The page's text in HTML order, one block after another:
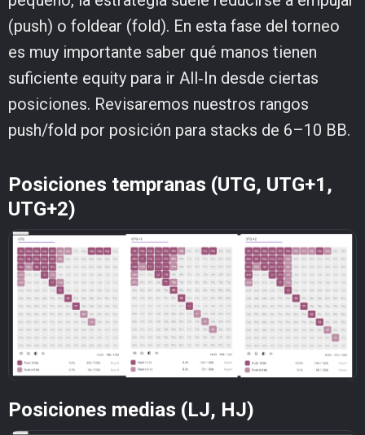
(push) o foldear (fold). En esta fase del torneo
es muy importante saber qué manos tienen
suficiente equity para ir All‑In desde ciertas
posiciones. Revisaremos nuestros rangos
push/fold por posición para stacks de 6–10 BB.
Posiciones tempranas (UTG, UTG+1,
UTG+2)
Posiciones medias (LJ, HJ)